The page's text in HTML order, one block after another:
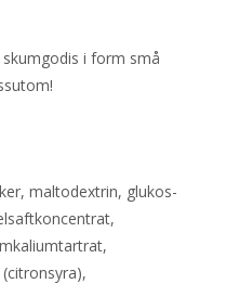
i form små
maltodextrin, glukos-